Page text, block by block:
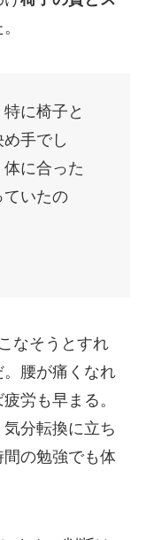
に椅子と
手でし
に合った
いたの
なそうとすれ
腰が痛くなれ
労も早まる。
分転換に立ち
の勉強でも体